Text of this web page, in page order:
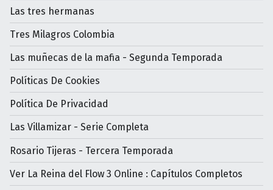
Las tres hermanas
Tres Milagros Colombia
Las muñecas de la mafia - Segunda Temporada
Políticas De Cookies
Política De Privacidad
Las Villamizar - Serie Completa
Rosario Tijeras - Tercera Temporada
Ver La Reina del Flow 3 Online : Capítulos Completos